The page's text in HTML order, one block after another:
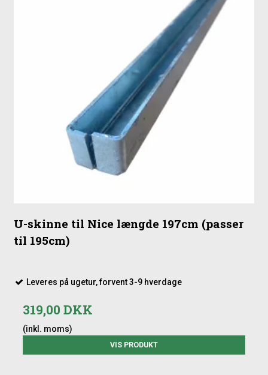
U-skinne til Nice længde 197cm (passer
til 195cm)
Leveres på ugetur, forvent 3-9 hverdage
319,00 DKK
(inkl. moms)
VIS PRODUKT